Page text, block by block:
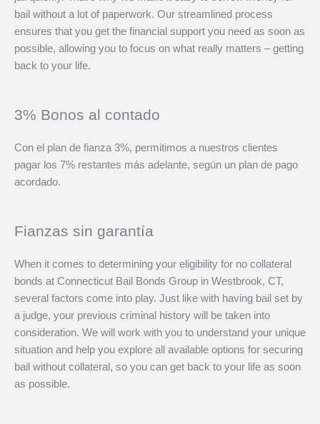
bail without a lot of paperwork. Our streamlined process
ensures that you get the financial support you need as soon as
possible, allowing you to focus on what really matters – getting
back to your life.
3% Bonos al contado
Con el plan de fianza 3%, permitimos a nuestros clientes
pagar los 7% restantes más adelante, según un plan de pago
acordado.
Fianzas sin garantía
When it comes to determining your eligibility for no collateral
bonds at Connecticut Bail Bonds Group in Westbrook, CT,
several factors come into play. Just like with having bail set by
a judge, your previous criminal history will be taken into
consideration. We will work with you to understand your unique
situation and help you explore all available options for securing
bail without collateral, so you can get back to your life as soon
as possible.